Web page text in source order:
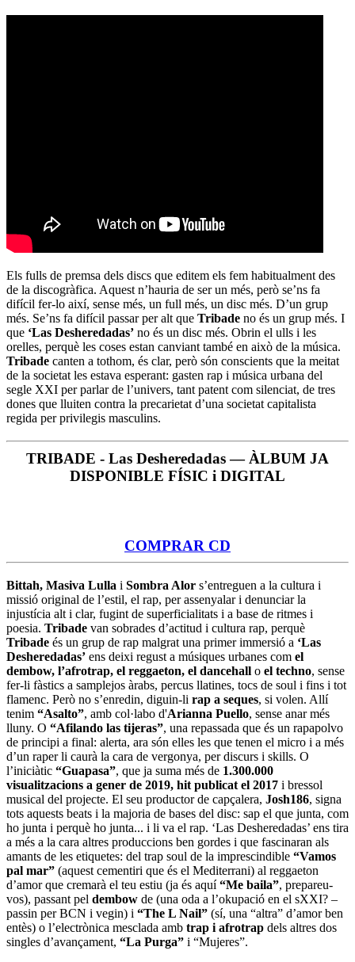
Els fulls de premsa dels discs que editem els fem habitualment des
de la discogràfica. Aquest n’hauria de ser un més, però se’ns fa
difícil fer-lo així, sense més, un full més, un disc més. D’un grup
més. Se’ns fa difícil passar per alt que Tribade no és un grup més. I
que ‘Las Desheredadas’ no és un disc més. Obrin el ulls i les
orelles, perquè les coses estan canviant també en això de la música.
Tribade canten a tothom, és clar, però són conscients que la meitat
de la societat les estava esperant: gasten rap i música urbana del
segle XXI per parlar de l’univers, tant patent com silenciat, de tres
dones que lluiten contra la precarietat d’una societat capitalista
regida per privilegis masculins.
TRIBADE - Las Desheredadas — ÀLBUM JA
DISPONIBLE FÍSIC i DIGITAL
COMPRAR CD
Bittah, Masiva Lulla i Sombra Alor s’entreguen a la cultura i
missió original de l’estil, el rap, per assenyalar i denunciar la
injustícia alt i clar, fugint de superficialitats i a base de ritmes i
poesia. Tribade van sobrades d’actitud i cultura rap, perquè
Tribade és un grup de rap malgrat una primer immersió a ‘Las
Desheredadas’ ens deixi regust a músiques urbanes com el
dembow, l’afrotrap, el reggaeton, el dancehall o el techno, sense
fer-li fàstics a samplejos àrabs, percus llatines, tocs de soul i fins i tot
flamenc. Però no s’enredin, diguin-li rap a seques, si volen. Allí
tenim “Asalto”, amb col·labo d'Arianna Puello, sense anar més
lluny. O “Afilando las tijeras”, una repassada que és un rapapolvo
de principi a final: alerta, ara són elles les que tenen el micro i a més
d’un raper li caurà la cara de vergonya, per discurs i skills. O
l’iniciàtic “Guapasa”, que ja suma més de 1.300.000
visualitzacions a gener de 2019, hit publicat el 2017 i bressol
musical del projecte. El seu productor de capçalera, Josh186, signa
tots aquests beats i la majoria de bases del disc: sap el que junta, com
ho junta i perquè ho junta... i li va el rap. ‘Las Desheredadas’ ens tira
a més a la cara altres produccions ben gordes i que fascinaran als
amants de les etiquetes: del trap soul de la imprescindible “Vamos
pal mar” (aquest cementiri que és el Mediterrani) al reggaeton
d’amor que cremarà el teu estiu (ja és aquí“Me baila”, prepareu-
vos), passant pel dembow de (una oda a l’okupació en el sXXI? –
passin per BCN i vegin) i “The L Nail” (sí, una “altra” d’amor ben
entès) o l’electrònica mesclada amb trap i afrotrap dels altres dos
singles d’avançament, “La Purga” i “Mujeres”.